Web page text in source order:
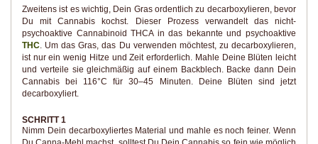
Zweitens ist es wichtig, Dein Gras ordentlich zu decarboxylieren, bevor
Du mit Cannabis kochst. Dieser Prozess verwandelt das nicht-
psychoaktive Cannabinoid THCA in das bekannte und psychoaktive
THC . Um das Gras, das Du verwenden möchtest, zu decarboxylieren,
ist nur ein wenig Hitze und Zeit erforderlich. Mahle Deine Blüten leicht
und verteile sie gleichmäßig auf einem Backblech. Backe dann Dein
Cannabis bei 116°C für 30–45 Minuten. Deine Blüten sind jetzt
decarboxyliert.
SCHRITT 1
Nimm Dein decarboxyliertes Material und mahle es noch feiner. Wenn